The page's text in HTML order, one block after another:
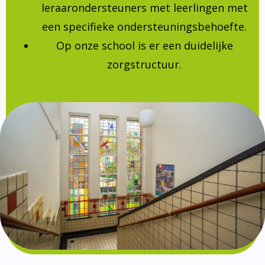
leraarondersteuners met leerlingen met
een specifieke ondersteuningsbehoefte.
Op onze school is er een duidelijke
zorgstructuur.